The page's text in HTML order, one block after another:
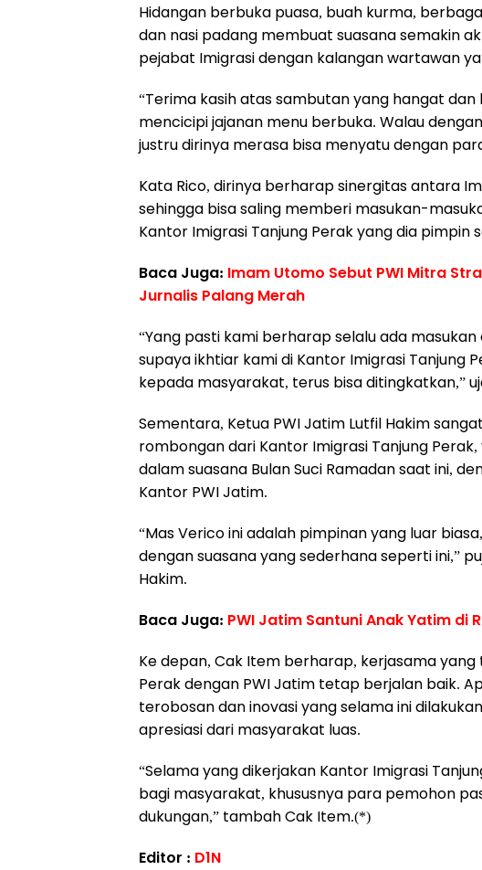
Hidangan berbuka puasa, buah kurma,
dan nasi padang membuat suasana semakin
pejabat Imigrasi dengan kalangan wartawan
“Terima kasih atas sambutan yang hangat dan
mencicipi jajanan menu berbuka. Walau
justru dirinya merasa bisa menyatu dengan
Kata Rico, dirinya berharap sinergitas antara
sehingga bisa saling memberi masukan-
Kantor Imigrasi Tanjung Perak yang dia pimpin
Baca Juga: Imam Utomo Sebut PWI Mitra
Jurnalis Palang Merah
“Yang pasti kami berharap selalu ada
supaya ikhtiar kami di Kantor Imigrasi Tanjung
kepada masyarakat, terus bisa ditingkatkan,”
Sementara, Ketua PWI Jatim Lutfil Hakim
rombongan dari Kantor Imigrasi Tanjung
dalam suasana Bulan Suci Ramadan saat ini,
Kantor PWI Jatim.
“Mas Verico ini adalah pimpinan yang luar
dengan suasana yang sederhana seperti ini,”
Hakim.
Baca Juga: PWI Jatim Santuni Anak Yatim di
Ke depan, Cak Item berharap, kerjasama
Perak dengan PWI Jatim tetap berjalan baik.
terobosan dan inovasi yang selama ini
apresiasi dari masyarakat luas.
“Selama yang dikerjakan Kantor Imigrasi
bagi masyarakat, khususnya para pemohon
dukungan,” tambah Cak Item.(*)
Editor : D1N